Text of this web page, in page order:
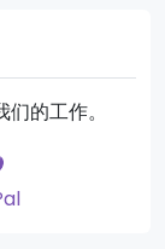
的工作。